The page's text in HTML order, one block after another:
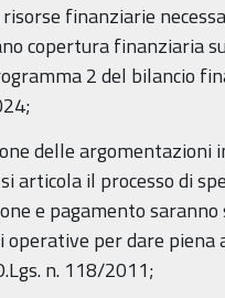
finanziarie
copertura finanziaria
2 del bilancio
delle argomentazioni
articola il processo di
e pagamento
per dare
n. 118/2011;